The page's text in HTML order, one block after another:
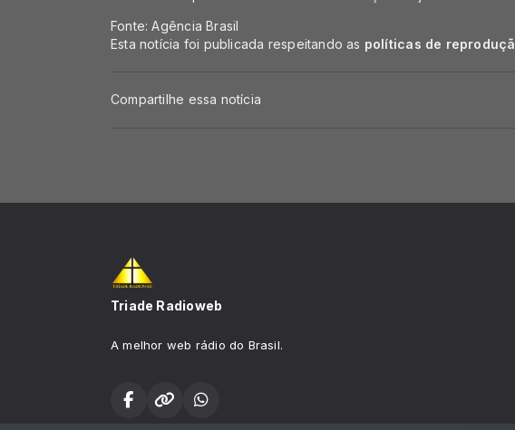
Fonte: Agência Brasil
Esta notícia foi publicada respeitando as políticas de
Compartilhe essa notícia
Triade Radioweb
A melhor web rádio do Brasil.